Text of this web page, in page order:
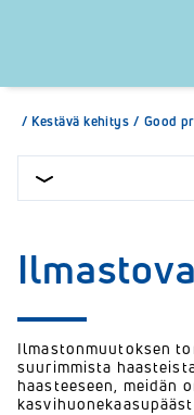
/ Kestävä kehitys / Good
Ilmastonmuutoksen
suurimmista
haasteeseen, meidän